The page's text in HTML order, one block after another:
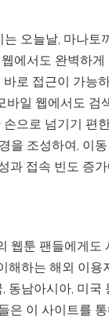
오늘날, 마나토
에서도 완벽하
로 접근이 가능
일 웹에서도 검
으로 넘기기 편
을 조성하여, 이
과 접속 빈도 증
웹툰 팬들에게도
하는 해외 이용
동남아시아, 미
은 이 사이트를